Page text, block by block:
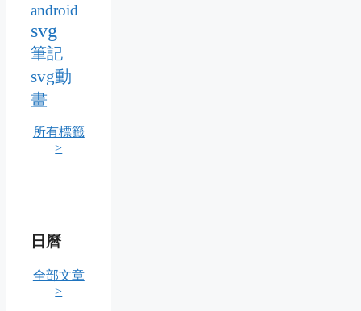
android
svg
筆記
svg動
畫
所有標籤
>
日曆
全部文章
>